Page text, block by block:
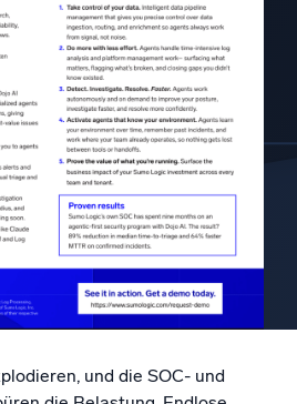
Lernen und generative KI
erkennen und intelligenter
umfassende Protokolleinsicht
und die SOC- und